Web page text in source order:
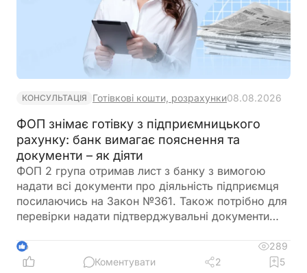
КОНСУЛЬТАЦІЯ Готівкові кошти, розрахунки08.08.2026
ФОП знімає готівку з підприємницького
рахунку: банк вимагає пояснення та
документи – як діяти
ФОП 2 група отримав лист з банку з вимогою
надати всі документи про діяльність підприємця
посилаючись на Закон №361. Також потрібно для
перевірки надати підтверджувальні документи
готівкових коштів (в дозволеному об’ємі
періодично знімаються з поточного рахунку).
6
289
Коментувати
2 5